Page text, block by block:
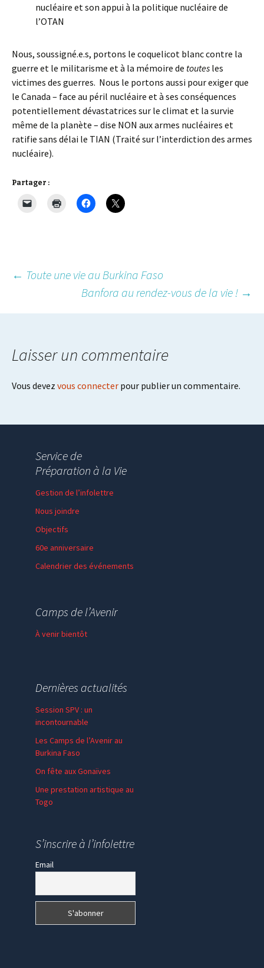
nucléaire et son appui à la politique nucléaire de
l’OTAN
Nous, soussigné.e.s, portons le coquelicot blanc contre la
guerre et le militarisme et à la mémoire de toutes les
victimes des guerres. Nous le portons aussi pour exiger que
le Canada – face au péril nucléaire et à ses conséquences
potentiellement dévastatrices sur le climat et la survie
même de la planète – dise NON aux armes nucléaires et
ratifie sans délai le TIAN (Traité sur l’interdiction des armes
nucléaire).
Partager :
Post
navigation
← Toute une vie au Burkina Faso
Banfora au rendez-vous de la vie ! →
Laisser un commentaire
Vous devez vous connecter pour publier un commentaire.
Service de
Préparation à la Vie
Gestion de l’infolettre
Nous joindre
Objectifs
60e anniversaire
Calendrier des événements
Faire un don
Camps de l’Avenir
À venir bientôt
Dernières actualités
Session SPV : un
incontournable
Les Camps de l’Avenir au
Burkina Faso
On fête aux Gonaïves
Une prestation artistique au
Togo
S’inscrire à l’infolettre
Email